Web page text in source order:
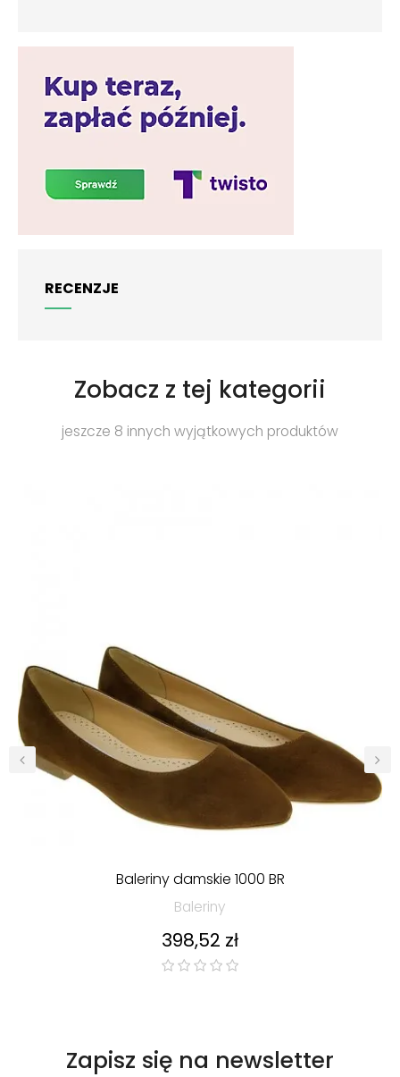
RECENZJE
Zobacz z tej kategorii
jeszcze 8 innych wyjątkowych produktów
Baleriny damskie 1000 BR
Baleriny
Cena
398,52 zł
›
Zapisz się na newsletter